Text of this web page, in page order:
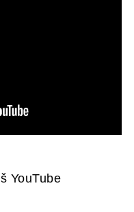
YouTube